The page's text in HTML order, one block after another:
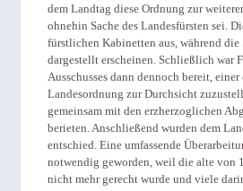
dem Landtag diese Ordnung zur
ohnehin Sache des Landesfürsten sei.
fürstlichen Kabinetten aus, während
dargestellt erscheinen. Schließlich war
Ausschusses dann dennoch bereit,
Landesordnung zur Durchsicht
gemeinsam mit den erzherzoglichen
berieten. Anschließend wurden dem
entschied. Eine umfassende
notwendig geworden, weil die alte
nicht mehr gerecht wurde und viele